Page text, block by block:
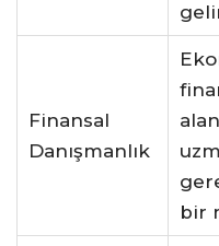
Finansal
Danışmanlık
bir